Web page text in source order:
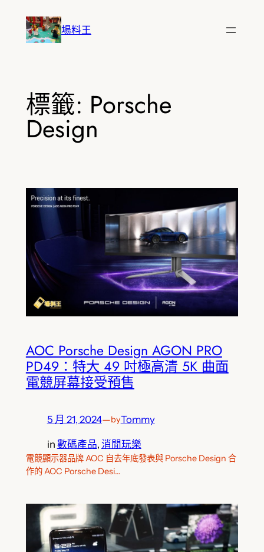
場料王
標籤: Porsche
Design
AOC Porsche Design AGON PRO
PD49：特大 49 吋極高清 5K 曲面
電競屏幕接受預售
5 月 21, 2024—byTommy
in 數碼產品, 消閒玩樂
電競顯示器品牌 AOC 自去年底發表與 Porsche Design 合
作的 AOC Porsche Desi…